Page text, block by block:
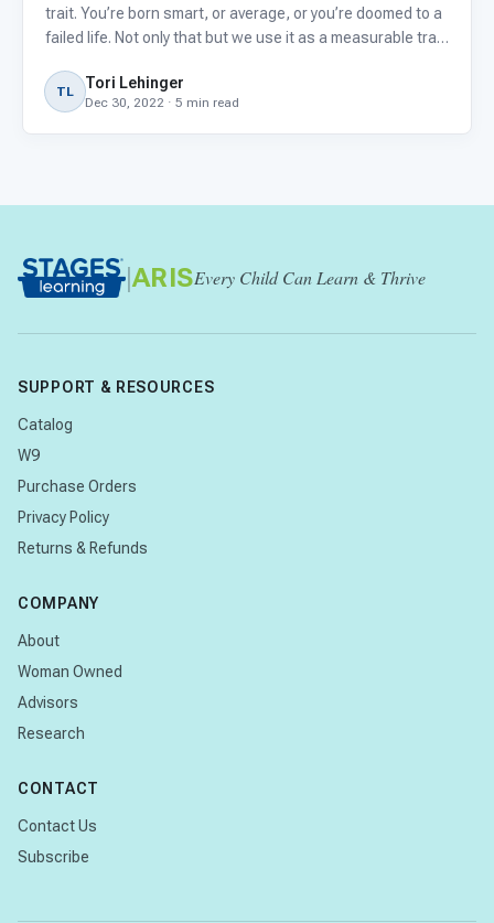
trait. You’re born smart, or average, or you’re doomed to a
failed life. Not only that but we use it as a measurable trait
conjunction with academic ability. But
TL Tori Lehinger
Dec 30, 2022 · 5 min read
| ARISEvery Child Can Learn & Thrive
SUPPORT & RESOURCES
Catalog
W9
Purchase Orders
Privacy Policy
Returns & Refunds
COMPANY
About
Woman Owned
Advisors
Research
CONTACT
Contact Us
Subscribe